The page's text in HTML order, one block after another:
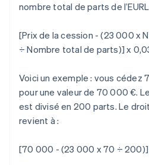
nombre total de parts de l’EURL
[Prix de la cession - (23 000 x
÷ Nombre total de parts)] x
Voici un exemple : vous cédez
pour une valeur de 70 000 €.
est divisé en 200 parts. Le
revient à :
[70 000 - (23 000 x 70 ÷ 200)]